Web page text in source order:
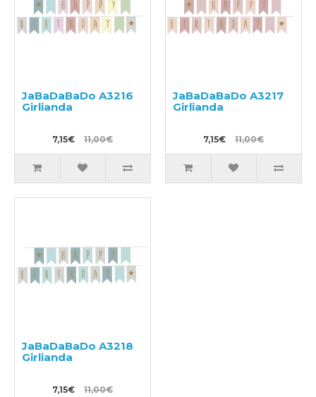
JaBaDaBaDo A3216
Girlianda
7,15€ 11,00€
JaBaDaBaDo A3217
Girlianda
7,15€ 11,00€
JaBaDaBaDo A3218
Girlianda
7,15€ 11,00€